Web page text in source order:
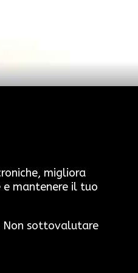
migliora
e mantenere il tuo
Non sottovalutare